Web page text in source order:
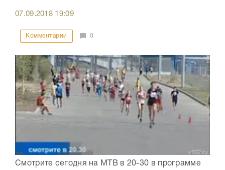
07.09.2018 19:09
Комментарии 0
Смотрите сегодня на МТВ в 20-30 в программе